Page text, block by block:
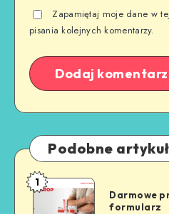
Zapamiętaj moje dane w
pisania kolejnych komentarzy.
Podobne
1
Darmowe
formularz